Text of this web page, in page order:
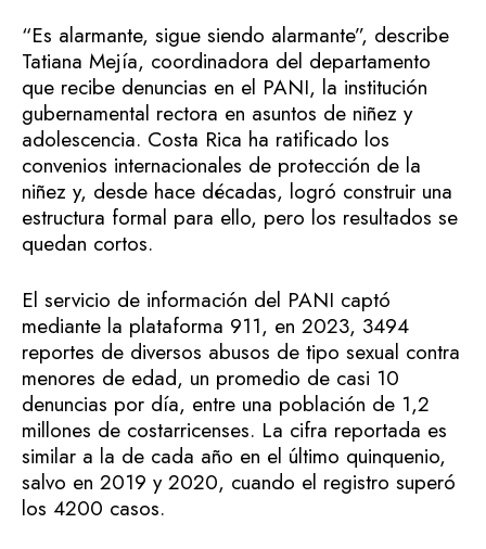
“Es alarmante, sigue siendo alarmante”, describe
Tatiana Mejía, coordinadora del departamento
que recibe denuncias en el PANI, la institución
gubernamental rectora en asuntos de niñez y
adolescencia. Costa Rica ha ratificado los
convenios internacionales de protección de la
niñez y, desde hace décadas, logró construir una
estructura formal para ello, pero los resultados se
quedan cortos.
El servicio de información del PANI captó
mediante la plataforma 911, en 2023, 3494
reportes de diversos abusos de tipo sexual contra
menores de edad, un promedio de casi 10
denuncias por día, entre una población de 1,2
millones de costarricenses. La cifra reportada es
similar a la de cada año en el último quinquenio,
salvo en 2019 y 2020, cuando el registro superó
los 4200 casos.